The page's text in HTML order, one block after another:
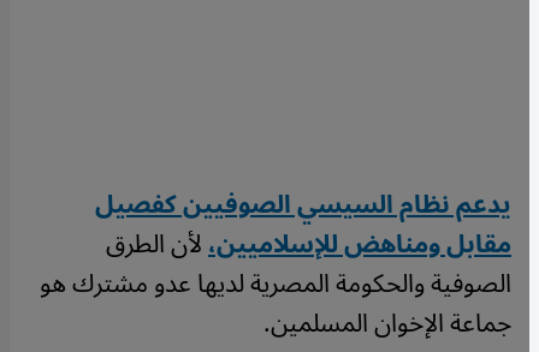
يدعم نظام السيسي الصوفيين كفصيل
مقابل ومناهض للإسلاميين،لأن الطرق
الصوفية والحكومة المصرية لديها عدو مشترك هو
جماعة الإخوان المسلمين.